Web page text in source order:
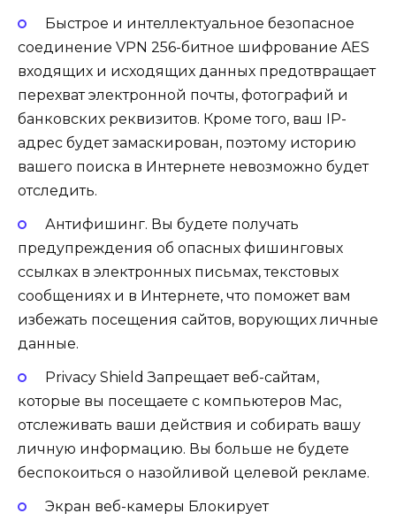
Быстрое и интеллектуальное безопасное
соединение VPN 256-битное шифрование AES
входящих и исходящих данных предотвращает
перехват электронной почты, фотографий и
банковских реквизитов. Кроме того, ваш IP-
адрес будет замаскирован, поэтому историю
вашего поиска в Интернете невозможно будет
отследить.
Антифишинг. Вы будете получать
предупреждения об опасных фишинговых
ссылках в электронных письмах, текстовых
сообщениях и в Интернете, что поможет вам
избежать посещения сайтов, ворующих личные
данные.
Privacy Shield Запрещает веб-сайтам,
которые вы посещаете с компьютеров Mac,
отслеживать ваши действия и собирать вашу
личную информацию. Вы больше не будете
беспокоиться о назойливой целевой рекламе.
Экран веб-камеры Блокирует